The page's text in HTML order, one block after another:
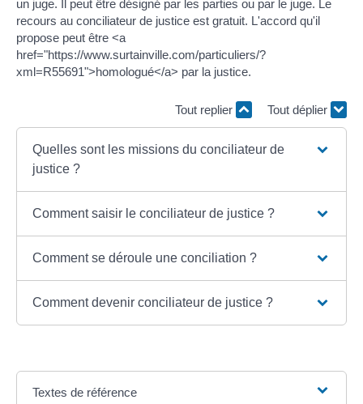
un juge. Il peut être désigné par les parties ou par le juge. Le
recours au conciliateur de justice est gratuit. L'accord qu'il
propose peut être <a
href="https://www.surtainville.com/particuliers/?
xml=R55691">homologué</a> par la justice.
Tout replier Tout déplier
Quelles sont les missions du conciliateur de
justice ?
Comment saisir le conciliateur de justice ?
Comment se déroule une conciliation ?
Comment devenir conciliateur de justice ?
Textes de référence